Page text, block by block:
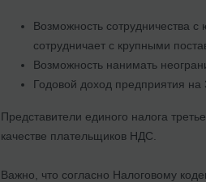
Возможность сотрудничества
сотрудничает с крупными
Возможность нанимать
Годовой доход предприятия на
Представители единого налога
качестве плательщиков НДС.
Важно, что согласно Налоговому